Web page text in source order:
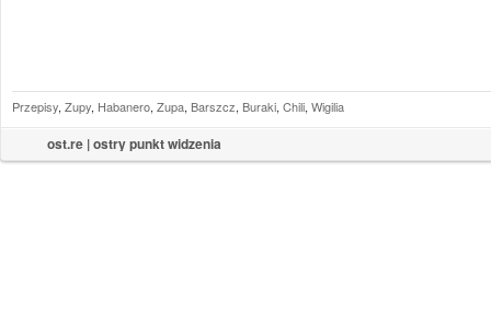
ost.re | ostry punkt widzenia
Przepisy, Zupy, Habanero, Zupa, Barszcz, Buraki, Chili, Wigilia